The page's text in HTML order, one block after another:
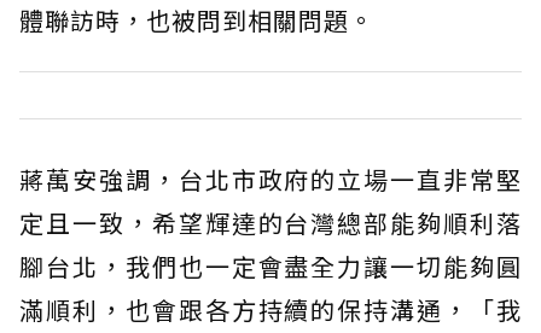
體聯訪時，也被問到相關問題。
蔣萬安強調，台北市政府的立場一直非常堅
定且一致，希望輝達的台灣總部能夠順利落
腳台北，我們也一定會盡全力讓一切能夠圓
滿順利，也會跟各方持續的保持溝通，「我